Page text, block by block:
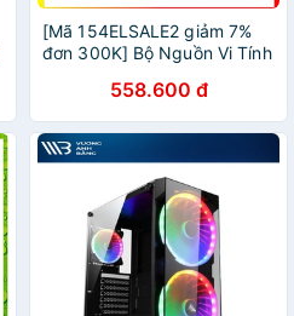
[Mã 154ELSALE2 giảm 7%
đơn 300K] Bộ Nguồn Vi Tính
Công Suất Thực ) -
MrPhukien
558.600 đ